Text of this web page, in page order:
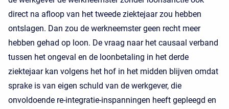
direct na afloop van het tweede ziektejaar zou hebben
ontslagen. Dan zou de werkneemster geen recht meer
hebben gehad op loon. De vraag naar het causaal verband
tussen het ongeval en de loonbetaling in het derde
ziektejaar kan volgens het hof in het midden blijven omdat
sprake is van eigen schuld van de werkgever, die
onvoldoende re-integratie-inspanningen heeft gepleegd en